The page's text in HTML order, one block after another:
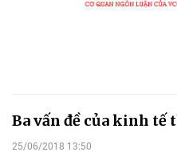
Ba vấn đề của kinh tế
25/06/2018 13:50